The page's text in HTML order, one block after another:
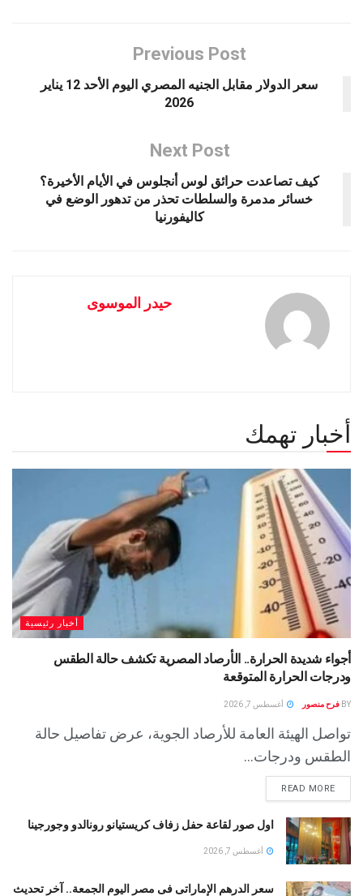
Previous Post
سعر الدولار مقابل الجنيه المصري اليوم الأحد 12 يناير
2026
Next Post
كيف تصاعدت حرائق لوس أنجلوس في الأيام الأخيرة؟
خسائر مدمرة والسلطات تحذر من تدهور الوضع في
كاليفورنيا
حيدر الموسوى
أخبار تهمك
أخبار رئيسية
أجواء شديدة الحرارة.. الأرصاد المصرية تكشف حالة الطقس
ودرجات الحرارة المتوقعة
BY فرح منصور أغسطس 7, 2026
تواصل الهيئة العامة للأرصاد الجوية، عرض تفاصيل حالة
الطقس ودرجات...
READ MORE
اول صور لقاعة حفل زفاف كريستيانو رونالدو وجورجينا
أغسطس 7, 2026
سعر الدرهم الإماراتى فى مصر اليوم الجمعة.. آخر تحديث